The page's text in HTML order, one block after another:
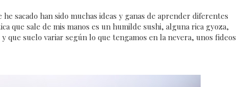
sacado han sido muchas ideas y ganas de aprender diferentes
que sale de mis manos es un humilde sushi, alguna rica gyoza,
que suelo variar según lo que tengamos en la nevera, unos fideos